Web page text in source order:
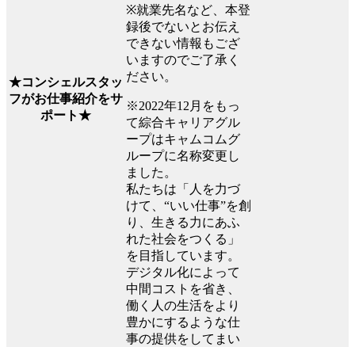
★コンシェルスタッ
フがお仕事紹介をサ
ポート★
※就業先名など、本登
録後でないとお伝え
できない情報もござ
いますのでご了承く
ださい。
※2022年12月をもっ
て綜合キャリアグル
ープはキャムコムグ
ループに名称変更し
ました。
私たちは「人を力づ
けて、“いい仕事”を創
り、生きる力にあふ
れた社会をつくる」
を目指しています。
デジタル化によって
中間コストを省き、
働く人の生活をより
豊かにするような仕
事の提供をしてまい